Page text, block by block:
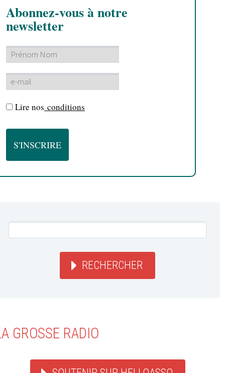
Abonnez-vous à notre
newsletter
Lire nos conditions
RECHERCHER
GROSSE RADIO